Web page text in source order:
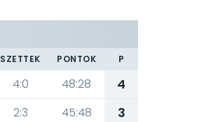
SZETTEK PONTOK P
4:0 48:28
4
2:3 45:48
3